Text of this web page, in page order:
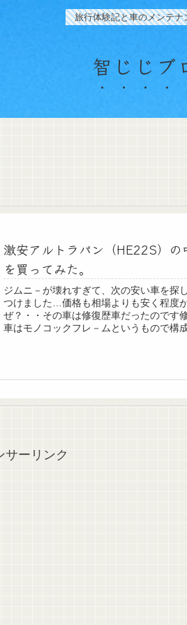
旅行体験記と車のメンテナ
智じじブ
激安アルトラパン（HE22S）の
を買ってみた。
ジムニ－が壊れすぎて、次の安い車を探
つけました…価格も相場よりも安く程度
ぜ？・・その車は修復歴車だったのです
車はモノコックフレ－ムというもので構
サーリンク